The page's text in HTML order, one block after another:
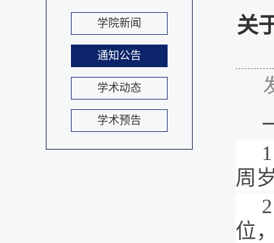
学院新闻
通知公告
学术动态
学术预告
关
1
周
2
位